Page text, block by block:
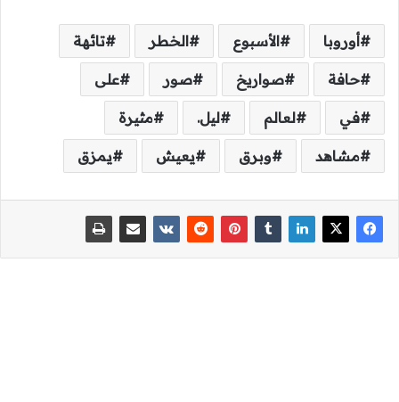
أوروبا الأسبوع الخطر تائهة
حافة صواريخ صور على
في لعالم ليل. مثيرة
مشاهد وبرق يعيش يمزق